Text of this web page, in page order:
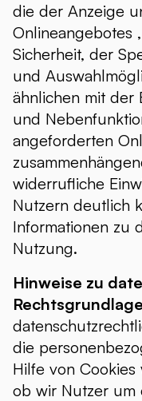
die der Anzeige
Onlineangebotes
Sicherheit, der
und
ähnlichen mit
und
angeforderten
widerrufliche
Nutzern deutlich
Informationen zu
Nutzung.
Hinweise zu
die
Hilfe von
ob wir Nutzer um